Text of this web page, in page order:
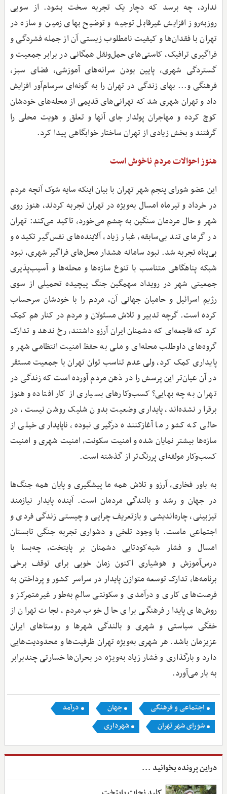
ندارد، چه برسد که دچار یک تجربه سخت بشود. از سویی
روزبه‌روز افزایش غیرقابل توجیه و توضیح بهای زمین و سازه در
تهران با فقدان‌ها و کیفیت نامطلوب زیستی آن از جمله فشردگی و
فراگیری ترافیک، کاستی‌های حمل‌ونقل همگانی در برابر جمعیت و
گستردگی شهری، پایین بودن سرانه‌های آموزشی، فضای سبز،
فرهنگی و... بهای زندگی در تهران را به گونه‌ای سرسام‌آور افزایش
داد و تهران شهری شد که تهرانی‌های قدیمی از محله‌های خودشان
کوچ کرده و مهاجران پولدار جای آنها و تعلق و هویت محلی را
گرفتند و بخش زیادی از تهران ساختار خوابگاهی پیدا کرد.
هنوز احوالات مردم ناخوش است
این عضو شورای پنجم شهر تهران با بیان اینکه سایه شوک آنچه مردم
در خرداد و تیرماه امسال به‌ویژه در تهران تجربه کردند، هنوز روی
شهر و حال مردمان سنگین به چشم می‌خورد،‌ تاکید می‌کند: تهران
در گرمای تند بی‌سابقه، غبار زیاد، آلاینده‌های نفس‌گیر تکیده و
بی‌پناه تجربه شد. نبود سامانه هشدار محل‌های فراگیر شهری، نبود
شبکه پناهگاهی متناسب با تنوع سازه‌ها و محله‌ها و آسیب‌پذیری
جمعیتی شهر در رویداد سهمگین جنگ پیچیده تحمیلی از سوی
رژیم اسرائیل و حامیان جهانی آن، مردم را با خودشان سرحساب
کرده است. گرچه تدبیر و تلاش مسئولان و مردم در کنار هم کمک
کرد که فاجعه‌ای که دشمنان ایران آرزو داشتند، رخ ندهد و تدارک
گروه‌های داوطلب محله‌ای و ملی به حفظ امنیت انتظامی شهر و
پایداری کمک کرد، ولی عدم تناسب توان تهران با جمعیت مستقر
در آن عیان‌تر این پرسش را در ذهن مردم آورده است که زندگی در
تهران به چه بهایی؟ کسب‌وکارهای بسیاری از کار افتاده و هنوز
برقرار نشده‌اند، پایداری وضعیت بدون شلیک روشن نیست، در
حالی که کشور ما آغازکننده درگیری نبوده، ناپایداری خیلی از
سازه‌ها بیشتر نمایان شده و امنیت سکونت، امنیت شهری و امنیت
کسب‌وکار مولفه‌ای پررنگ‌تر از گذشته است.
به باور فخاری، آرزو و تلاش همه ما پیشگیری و پایان همه جنگ‌ها
در جهان و رشد و بالندگی مردمان است. آینده پایدار نیازمند
تیزبینی، چاره‌اندیشی و بازتعریف چرایی و چیستی زندگی فردی و
اجتماعی ماست. با وجود تلخی و دشواری تجربه جنگی تابستان
امسال و فشار شبه‌کودتایی دشمنان بر پایتخت، چه‌بسا با
درس‌آموزش و هوشیاری اکنون زمان خوبی برای توقف برخی
برنامه‌ها، تدارک توسعه متوازن پایدار در سراسر کشور و پرداختن به
فرصت‌های کاری و درآمدی و سکونتی سالم به‌طور غیرمتمرکز و
روش‌های پایدار فرهنگی برای حال خوب مردم، نجات تهران از
خفگی سیاستی و شهری و بالندگی شهرها و روستاهای ایران
عزیزمان باشد. هر شهری به‌ویژه تهران ظرفیت‌ها و محدودیت‌هایی
دارد و بارگذاری و فشار زیاد به‌ویژه در بحران‌ها خسارتی چندبرابر
به بار می‌آورد.
اجتماعی و فرهنگی جهان
درآمد
شورای شهر تهران
شهرداری
دراین پرونده بخوانید ...